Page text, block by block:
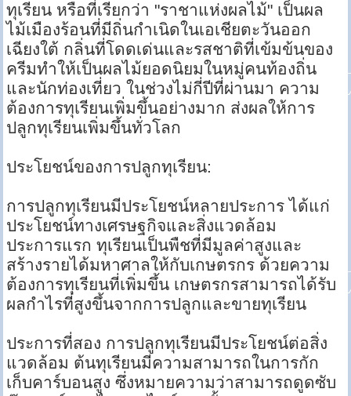
ทุเรียน หรือที่เรียกว่า "ราชาแห่งผลไม้" เป็นผล
ไม้เมืองร้อนที่มีถิ่นกำเนิดในเอเชียตะวันออก
เฉียงใต้ กลิ่นที่โดดเด่นและรสชาติที่เข้มข้นของ
ครีมทำให้เป็นผลไม้ยอดนิยมในหมู่คนท้องถิ่น
และนักท่องเที่ยว ในช่วงไม่กี่ปีที่ผ่านมา ความ
ต้องการทุเรียนเพิ่มขึ้นอย่างมาก ส่งผลให้การ
ปลูกทุเรียนเพิ่มขึ้นทั่วโลก
ประโยชน์ของการปลูกทุเรียน:
การปลูกทุเรียนมีประโยชน์หลายประการ ได้แก่
ประโยชน์ทางเศรษฐกิจและสิ่งแวดล้อม
ประการแรก ทุเรียนเป็นพืชที่มีมูลค่าสูงและ
สร้างรายได้มหาศาลให้กับเกษตรกร ด้วยความ
ต้องการทุเรียนที่เพิ่มขึ้น เกษตรกรสามารถได้รับ
ผลกำไรที่สูงขึ้นจากการปลูกและขายทุเรียน
ประการที่สอง การปลูกทุเรียนมีประโยชน์ต่อสิ่ง
แวดล้อม ต้นทุเรียนมีความสามารถในการกัก
เก็บคาร์บอนสูง ซึ่งหมายความว่าสามารถดูดซับ